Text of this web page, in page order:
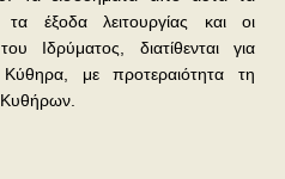
έξοδα λειτουργίας και οι
Ιδρύματος, διατίθενται για
με προτεραιότητα τη
Κυθήρων.